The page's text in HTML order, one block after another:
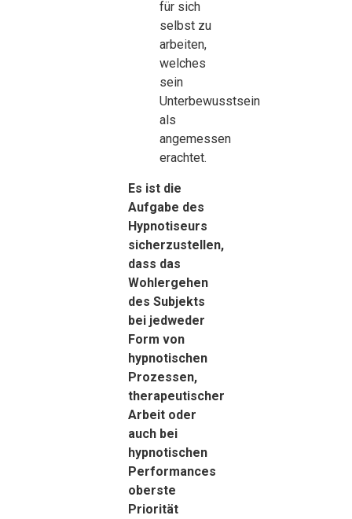
für sich
selbst zu
arbeiten,
welches
sein
Unterbewusstsein
als
angemessen
erachtet.
Es ist die
Aufgabe des
Hypnotiseurs
sicherzustellen,
dass das
Wohlergehen
des Subjekts
bei jedweder
Form von
hypnotischen
Prozessen,
therapeutischer
Arbeit oder
auch bei
hypnotischen
Performances
oberste
Priorität